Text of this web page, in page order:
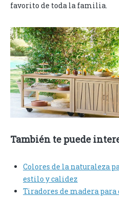
favorito de toda la familia.
También te puede
Colores de la naturaleza
estilo y calidez
Tiradores de madera para